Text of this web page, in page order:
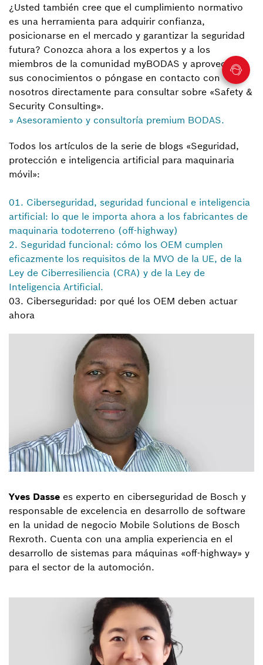
¿Usted también cree que el cumplimiento normativo
es una herramienta para adquirir confianza,
posicionarse en el mercado y garantizar la seguridad
futura? Conozca ahora a los expertos y a los
miembros de la comunidad myBODAS y aproveche
sus conocimientos o póngase en contacto con
nosotros directamente para consultar sobre «Safety &
Security Consulting».
» Asesoramiento y consultoría premium BODAS.
Todos los artículos de la serie de blogs «Seguridad,
protección e inteligencia artificial para maquinaria
móvil»:
01. Ciberseguridad, seguridad funcional e inteligencia
artificial: lo que le importa ahora a los fabricantes de
maquinaria todoterreno (off-highway)
2. Seguridad funcional: cómo los OEM cumplen
eficazmente los requisitos de la MVO de la UE, de la
Ley de Ciberresiliencia (CRA) y de la Ley de
Inteligencia Artificial.
03. Ciberseguridad: por qué los OEM deben actuar
ahora
Yves Dasse es experto en ciberseguridad de Bosch y
responsable de excelencia en desarrollo de software
en la unidad de negocio Mobile Solutions de Bosch
Rexroth. Cuenta con una amplia experiencia en el
desarrollo de sistemas para máquinas «off-highway» y
para el sector de la automoción.